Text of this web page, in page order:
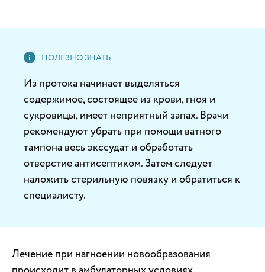
Из протока начинает выделяться
содержимое, состоящее из крови, гноя и
сукровицы, имеет неприятный запах. Врачи
рекомендуют убрать при помощи ватного
тампона весь экссудат и обработать
отверстие антисептиком. Затем следует
наложить стерильную повязку и обратиться к
специалисту.
Лечение при нагноении новообразования